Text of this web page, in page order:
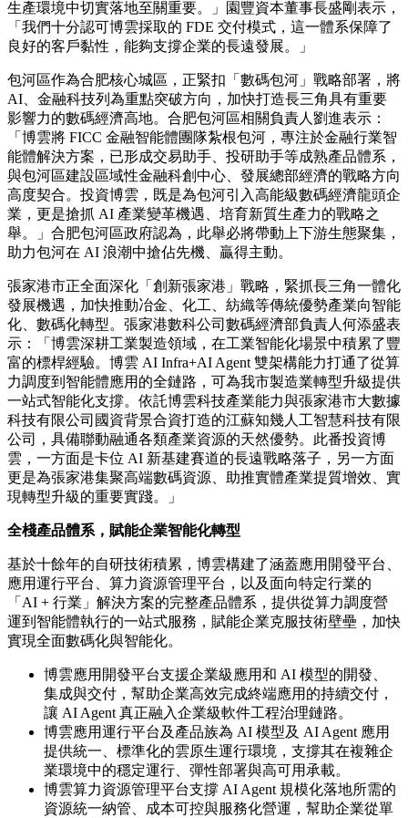
生產環境中切實落地至關重要。」園豐資本董事長盛剛表示，
「我們十分認可博雲採取的 FDE 交付模式，這一體系保障了
良好的客戶黏性，能夠支撐企業的長遠發展。」
包河區作為合肥核心城區，正緊扣「數碼包河」戰略部署，將
AI、金融科技列為重點突破方向，加快打造長三角具有重要
影響力的數碼經濟高地。合肥包河區相關負責人劉進表示：
「博雲將 FICC 金融智能體團隊紮根包河，專注於金融行業智
能體解決方案，已形成交易助手、投研助手等成熟產品體系，
與包河區建設區域性金融科創中心、發展總部經濟的戰略方向
高度契合。投資博雲，既是為包河引入高能級數碼經濟龍頭企
業，更是搶抓 AI 產業變革機遇、培育新質生產力的戰略之
舉。」合肥包河區政府認為，此舉必將帶動上下游生態聚集，
助力包河在 AI 浪潮中搶佔先機、贏得主動。
張家港市正全面深化「創新張家港」戰略，緊抓長三角一體化
發展機遇，加快推動冶金、化工、紡織等傳統優勢產業向智能
化、數碼化轉型。張家港數科公司數碼經濟部負責人何添盛表
示：「博雲深耕工業製造領域，在工業智能化場景中積累了豐
富的標桿經驗。博雲 AI Infra+AI Agent 雙架構能力打通了從算
力調度到智能體應用的全鏈路，可為我市製造業轉型升級提供
一站式智能化支撐。依託博雲科技產業能力與張家港市大數據
科技有限公司國資背景合資打造的江蘇知幾人工智慧科技有限
公司，具備聯動融通各類產業資源的天然優勢。此番投資博
雲，一方面是卡位 AI 新基建賽道的長遠戰略落子，另一方面
更是為張家港集聚高端數碼資源、助推實體產業提質增效、實
現轉型升級的重要實踐。」
全棧產品體系，賦能企業智能化轉型
基於十餘年的自研技術積累，博雲構建了涵蓋應用開發平台、
應用運行平台、算力資源管理平台，以及面向特定行業的
「AI + 行業」解決方案的完整產品體系，提供從算力調度營
運到智能體執行的一站式服務，賦能企業克服技術壁壘，加快
實現全面數碼化與智能化。
博雲應用開發平台支援企業級應用和 AI 模型的開發、
集成與交付，幫助企業高效完成終端應用的持續交付，
讓 AI Agent 真正融入企業級軟件工程治理鏈路。
博雲應用運行平台及產品族為 AI 模型及 AI Agent 應用
提供統一、標準化的雲原生運行環境，支撐其在複雜企
業環境中的穩定運行、彈性部署與高可用承載。
博雲算力資源管理平台支撐 AI Agent 規模化落地所需的
資源統一納管、成本可控與服務化營運，幫助企業從單